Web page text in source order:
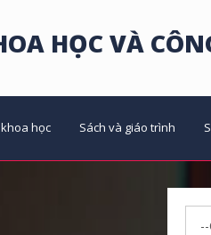
HỌC VÀ
học Sách và giáo trình